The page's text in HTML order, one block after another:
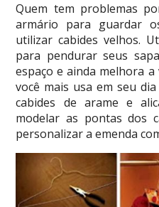
Quem tem problemas
armário para guardar
utilizar cabides velhos.
para pendurar seus
espaço e ainda melhora
você mais usa em seu
cabides de arame e
modelar as pontas dos
personalizar a emenda